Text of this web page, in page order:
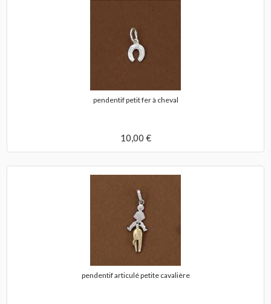
pendentif petit fer à cheval
10,00 €
pendentif articulé petite cavalière